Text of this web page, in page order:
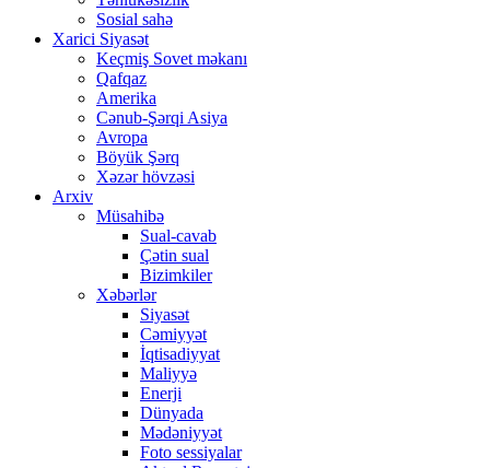
Sosial sahə
Xarici Siyasət
Keçmiş Sovet məkanı
Qafqaz
Amerika
Cənub-Şərqi Asiya
Avropa
Böyük Şərq
Xəzər hövzəsi
Arxiv
Müsahibə
Sual-cavab
Çətin sual
Bizimkiler
Xəbərlər
Siyasət
Cəmiyyət
İqtisadiyyat
Maliyyə
Enerji
Dünyada
Mədəniyyət
Foto sessiyalar